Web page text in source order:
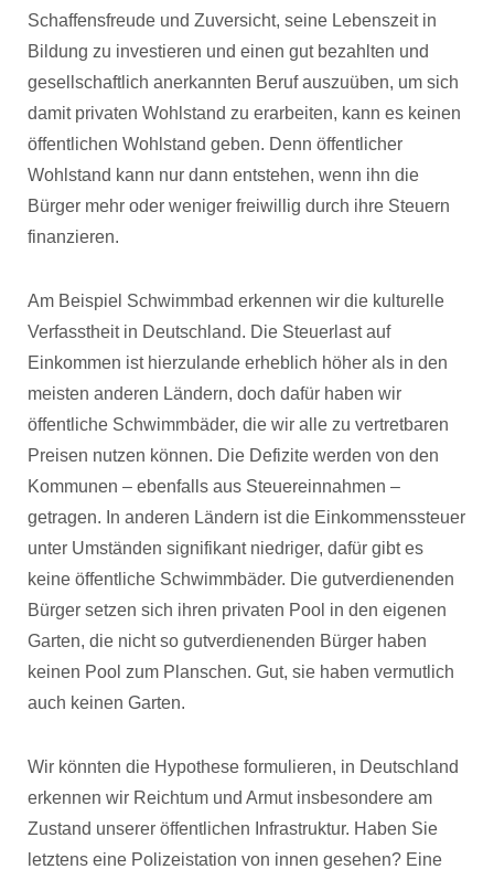
Schaffensfreude und Zuversicht, seine Lebenszeit in
Bildung zu investieren und einen gut bezahlten und
gesellschaftlich anerkannten Beruf auszuüben, um sich
damit privaten Wohlstand zu erarbeiten, kann es keinen
öffentlichen Wohlstand geben. Denn öffentlicher
Wohlstand kann nur dann entstehen, wenn ihn die
Bürger mehr oder weniger freiwillig durch ihre Steuern
finanzieren.
Am Beispiel Schwimmbad erkennen wir die kulturelle
Verfasstheit in Deutschland. Die Steuerlast auf
Einkommen ist hierzulande erheblich höher als in den
meisten anderen Ländern, doch dafür haben wir
öffentliche Schwimmbäder, die wir alle zu vertretbaren
Preisen nutzen können. Die Defizite werden von den
Kommunen – ebenfalls aus Steuereinnahmen –
getragen. In anderen Ländern ist die Einkommenssteuer
unter Umständen signifikant niedriger, dafür gibt es
keine öffentliche Schwimmbäder. Die gutverdienenden
Bürger setzen sich ihren privaten Pool in den eigenen
Garten, die nicht so gutverdienenden Bürger haben
keinen Pool zum Planschen. Gut, sie haben vermutlich
auch keinen Garten.
Wir könnten die Hypothese formulieren, in Deutschland
erkennen wir Reichtum und Armut insbesondere am
Zustand unserer öffentlichen Infrastruktur. Haben Sie
letztens eine Polizeistation von innen gesehen? Eine